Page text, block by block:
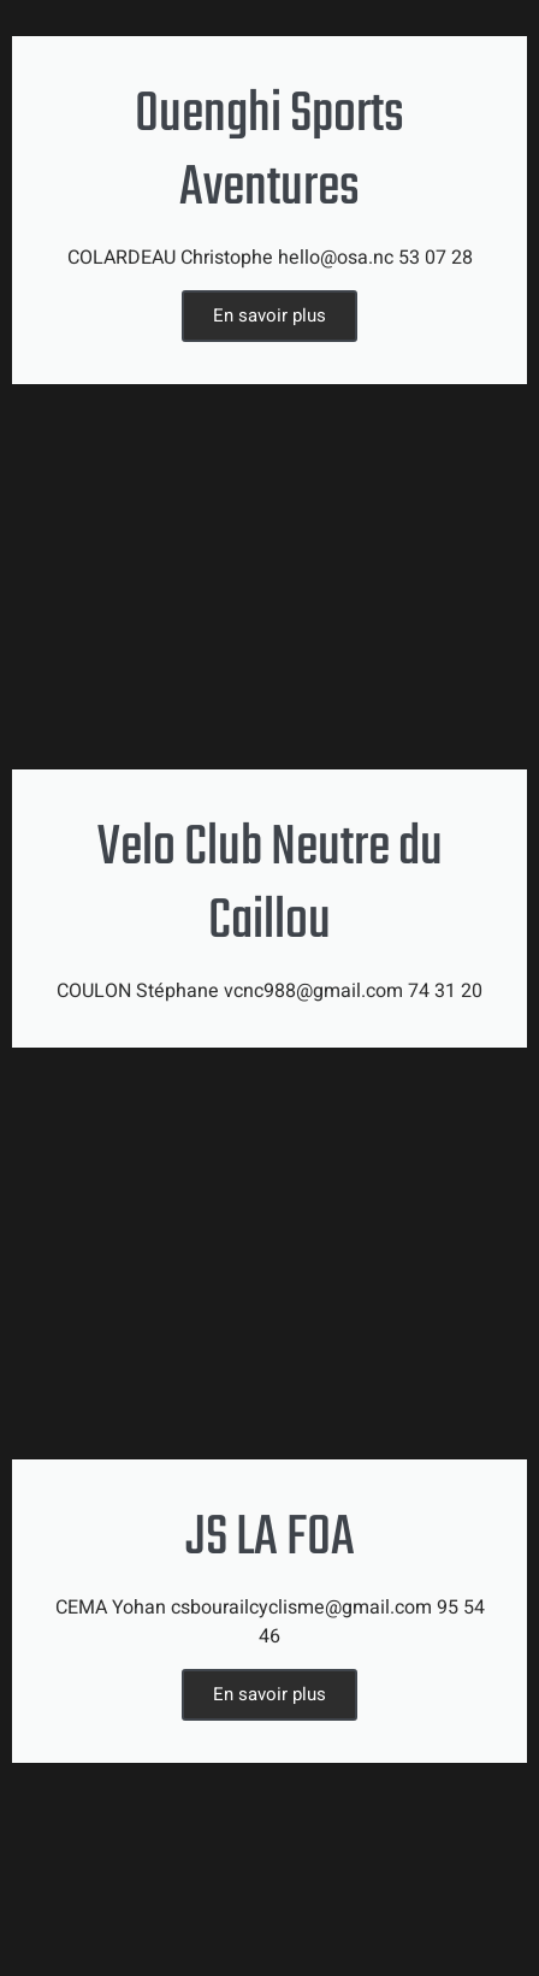
Ouenghi Sports
Aventures
COLARDEAU Christophe hello@osa.nc 53 07 28
En savoir plus
Velo Club Neutre du
Caillou
COULON Stéphane vcnc988@gmail.com 74 31 20
JS LA FOA
CEMA Yohan csbourailcyclisme@gmail.com 95 54
46
En savoir plus